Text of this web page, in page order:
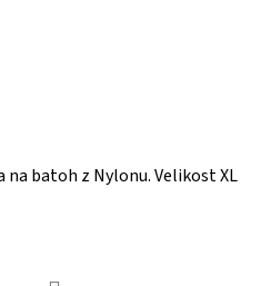
batoh z Nylonu. Velikost XL